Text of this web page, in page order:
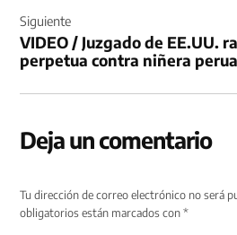
Siguiente
VIDEO / Juzgado de EE.UU.
perpetua contra niñera
Deja un comentario
Tu dirección de correo electrónico no será
obligatorios están marcados con*